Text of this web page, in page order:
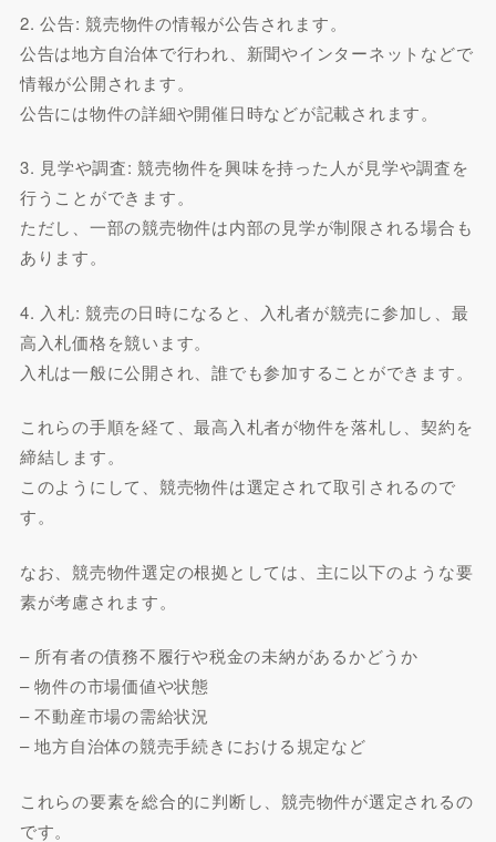
2. 公告: 競売物件の情報が公告されます。
公告は地方自治体で行われ、新聞やインターネットなどで
情報が公開されます。
公告には物件の詳細や開催日時などが記載されます。
3. 見学や調査: 競売物件を興味を持った人が見学や調査を
行うことができます。
ただし、一部の競売物件は内部の見学が制限される場合も
あります。
4. 入札: 競売の日時になると、入札者が競売に参加し、最
高入札価格を競います。
入札は一般に公開され、誰でも参加することができます。
これらの手順を経て、最高入札者が物件を落札し、契約を
締結します。
このようにして、競売物件は選定されて取引されるので
す。
なお、競売物件選定の根拠としては、主に以下のような要
素が考慮されます。
– 所有者の債務不履行や税金の未納があるかどうか
– 物件の市場価値や状態
– 不動産市場の需給状況
– 地方自治体の競売手続きにおける規定など
これらの要素を総合的に判断し、競売物件が選定されるの
です。